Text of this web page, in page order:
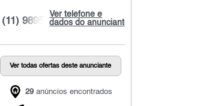
Ver telefone e
dados do anunciante
(11) 9895...
Ver todas ofertas deste anunciante
29 anúncios encontrados